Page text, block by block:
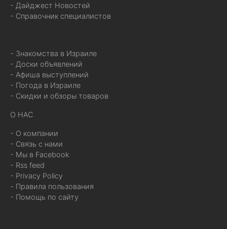
- Дайджест Новостей
- Справочник специалистов
- Знакомства в Израиле
- Доски объявлений
- Афиша выступлений
- Погода в Израиле
- Скидки и обзоры товаров
О НАС
- О компании
- Связь с нами
- Мы в Facebook
- Rss feed
- Privacy Policy
- Правила пользования
- Помощь по сайту